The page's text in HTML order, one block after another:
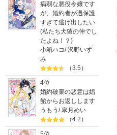
病弱な悪役令嬢です
が、婚約者が過保護
すぎて逃げ出したい
(私たち犬猿の仲でし
たよね！？)
小箱ハコ/沢野いず
み
（3.5）
4位
婚約破棄の悪意は娼
館からお返しします
うもう /皐月めい
（4.2）